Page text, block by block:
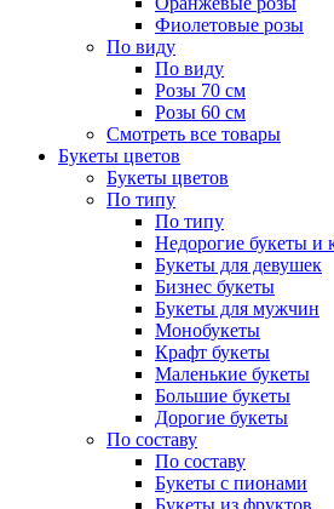
Фиолетовые розы
По виду
По виду
Розы 70 см
Розы 60 см
Смотреть все товары
Букеты цветов
Букеты цветов
По типу
По типу
Недорогие букеты и
Букеты для девушек
Бизнес букеты
Букеты для мужчин
Монобукеты
Крафт букеты
Маленькие букеты
Большие букеты
Дорогие букеты
По составу
По составу
Букеты с пионами